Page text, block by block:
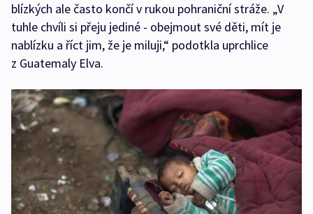
blízkých ale často končí v rukou pohraniční stráže. „V
tuhle chvíli si přeju jediné - obejmout své děti, mít je
nablízku a říct jim, že je miluji,“ podotkla uprchlice
z Guatemaly Elva.